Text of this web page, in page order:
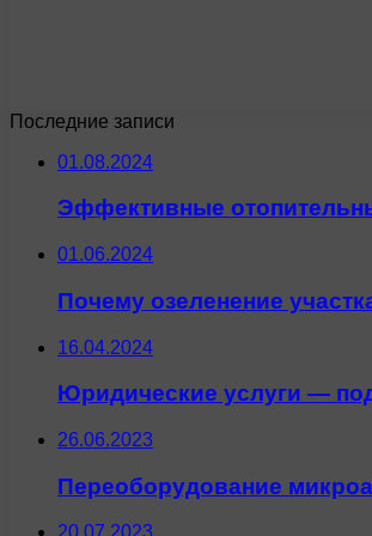
Последние записи
01.08.2024
Эффективные
01.06.2024
Почему озеленение
16.04.2024
Юридические услуги —
26.06.2023
Переоборудование